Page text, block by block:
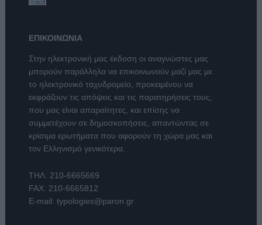
ΕΠΙΚΟΙΝΩΝΙΑ
Στην ηλεκτρονική μας έκδοση οι αναγνώστες μας
μπορούν παράλληλα να επικοινωνούν μαζί μας με
το ηλεκτρονικό ταχυδρομείο, προκειμένου να
εκφράζουν τις απόψεις και τις παρατηρήσεις τους,
που μας είναι απαραίτητες, και επίσης να
συμμετέχουν σε δημοσκοπήσεις, απαντώντας σε
κρίσιμα ερωτήματα που αφορούν τη χώρα μας και
τον Ελληνισμό γενικότερα.
ΤΗΛ: 210-6665669
FAX: 210-6665812
E-mail: typologies@paron.gr